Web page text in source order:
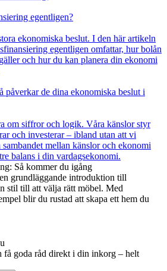
egentligen?
ekonomiska beslut. I den här artikeln
egentligen omfattar, hur bolån
och hur du kan planera din ekonomi
påverkar de dina ekonomiska beslut i
om siffror och logik. Våra känslor styr
och investerar – ibland utan att vi
mellan känslor och ekonomi
balans i din vardagsekonomi.
Så kommer du igång
grundläggande introduktion till
stil till att välja rätt möbel. Med
blir du rustad att skapa ett hem du
få goda råd direkt i din inkorg – helt